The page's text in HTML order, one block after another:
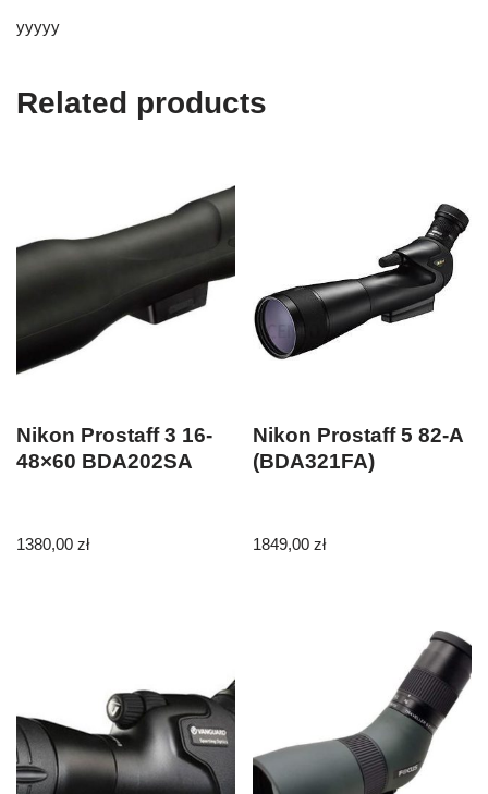
yyyyy
Related products
Nikon Prostaff 3 16-
48×60 BDA202SA
1380,00 zł
Nikon Prostaff 5 82-A
(BDA321FA)
1849,00zł